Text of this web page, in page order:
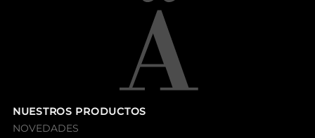
NUESTROS PRODUCTOS
NOVEDADES